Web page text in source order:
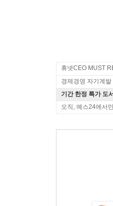
휴넷CEO MUST
경제경영 자기계발
기간 한정 특가 도서
오직, 예스24에서